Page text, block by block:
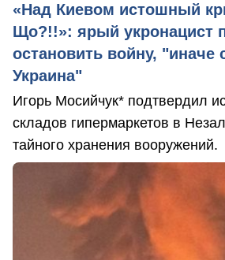
«Над Киевом истошный
Що?!!»: ярый укронацист
остановить войну, "иначе
Украина"
Игорь Мосийчук* подтвердил
складов гипермаркетов в
тайного хранения вооружений.